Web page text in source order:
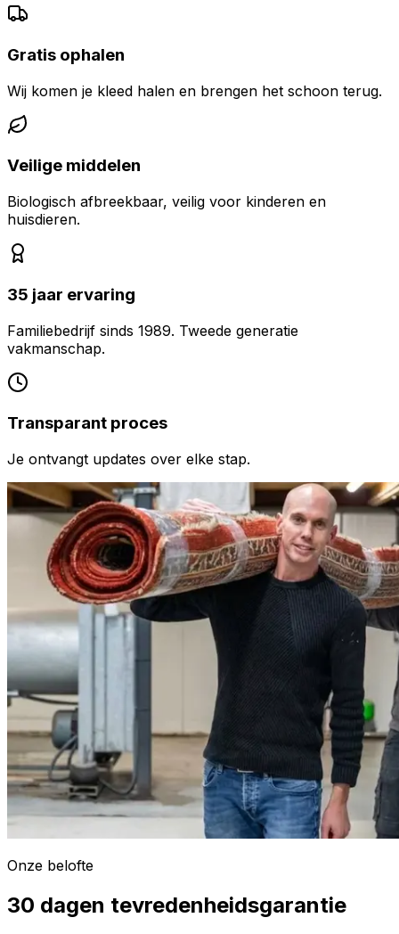
Gratis ophalen
Wij komen je kleed halen en brengen het schoon terug.
Veilige middelen
Biologisch afbreekbaar, veilig voor kinderen en
huisdieren.
35 jaar ervaring
Familiebedrijf sinds 1989. Tweede generatie
vakmanschap.
Transparant proces
Je ontvangt updates over elke stap.
Onze belofte
30 dagen tevredenheidsgarantie